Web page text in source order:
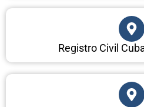
Registro Civil